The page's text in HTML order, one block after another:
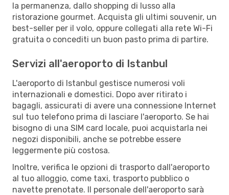
la permanenza, dallo shopping di lusso alla
ristorazione gourmet. Acquista gli ultimi souvenir, un
best-seller per il volo, oppure collegati alla rete Wi-Fi
gratuita o concediti un buon pasto prima di partire.
Servizi all'aeroporto di Istanbul
L'aeroporto di Istanbul gestisce numerosi voli
internazionali e domestici. Dopo aver ritirato i
bagagli, assicurati di avere una connessione Internet
sul tuo telefono prima di lasciare l'aeroporto. Se hai
bisogno di una SIM card locale, puoi acquistarla nei
negozi disponibili, anche se potrebbe essere
leggermente più costosa.
Inoltre, verifica le opzioni di trasporto dall'aeroporto
al tuo alloggio, come taxi, trasporto pubblico o
navette prenotate. Il personale dell'aeroporto sarà